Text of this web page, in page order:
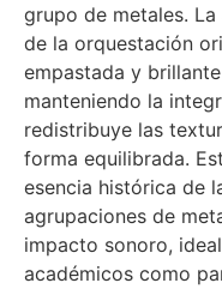
grupo de metales.
de la orquestación
empastada y
manteniendo la
redistribuye las
forma equilibrada.
esencia histórica de
agrupaciones de
impacto sonoro,
académicos como